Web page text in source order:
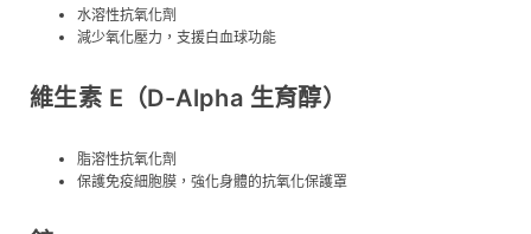
水溶性抗氧化劑
減少氧化壓力，支援白血球功能
維生素 E（d-Alpha 生育醇）
脂溶性抗氧化劑
保護免疫細胞膜，強化身體的抗氧化保護罩